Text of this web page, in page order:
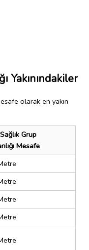
Yakınındakiler
olarak en yakın
Grup
Mesafe